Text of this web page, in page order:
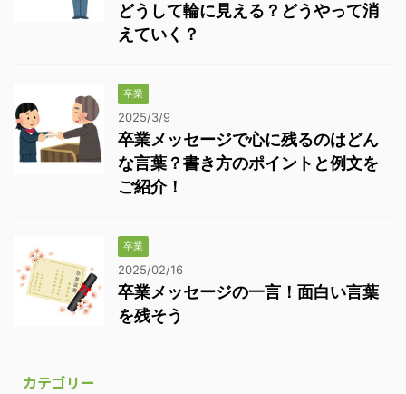
どうして輪に見える？どうやって消
えていく？
卒業
2025/3/9
卒業メッセージで心に残るのはどん
な言葉？書き方のポイントと例文を
ご紹介！
卒業
2025/02/16
卒業メッセージの一言！面白い言葉
を残そう
カテゴリー